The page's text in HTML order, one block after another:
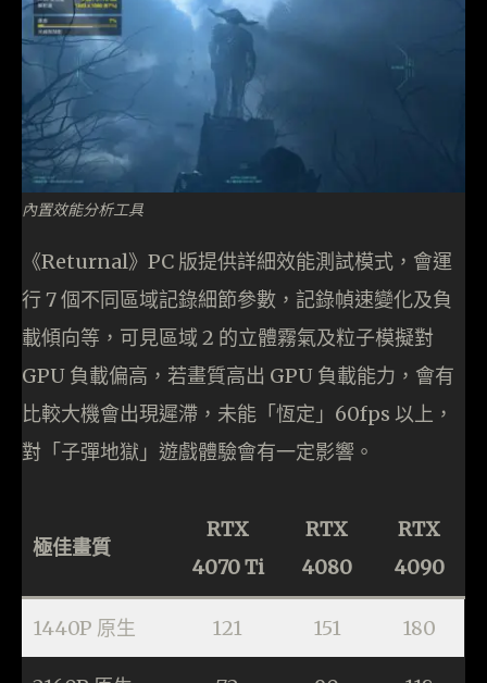
內置效能分析工具
《Returnal》PC 版提供詳細效能測試模式，會運
行 7 個不同區域記錄細節參數，記錄幀速變化及負
載傾向等，可見區域 2 的立體霧氣及粒子模擬對
GPU 負載偏高，若畫質高出 GPU 負載能力，會有
比較大機會出現遲滯，未能「恆定」60fps 以上，
對「子彈地獄」遊戲體驗會有一定影響。
極佳畫質
RTX
4070 Ti
RTX
4080
RTX
4090
1440P 原生 121 151 180